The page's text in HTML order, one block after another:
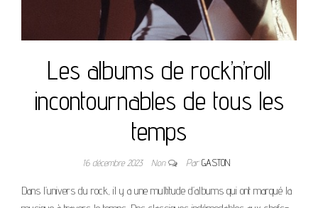
Les albums de rock’n’roll
incontournables de tous les
temps
16 décembre 2023 Non ParGASTON
Dans l’univers du rock, il y a une multitude d’albums qui ont marqué la